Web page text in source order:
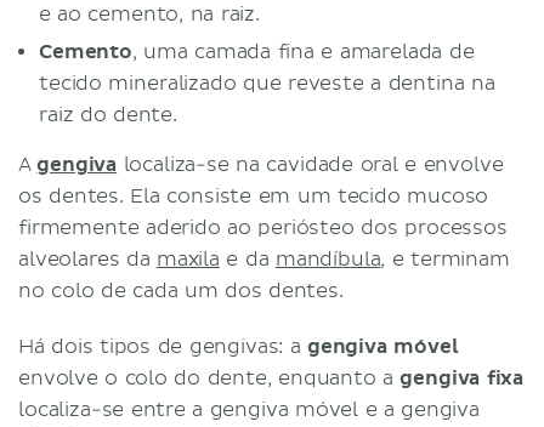
e ao cemento, na raiz.
Cemento, uma camada fina e amarelada de
tecido mineralizado que reveste a dentina na
raiz do dente.
Agengiva localiza-se na cavidade oral e envolve
os dentes. Ela consiste em um tecido mucoso
firmemente aderido ao periósteo dos processos
alveolares da maxila e da mandíbula, e terminam
no colo de cada um dos dentes.
Há dois tipos de gengivas: a gengiva móvel
envolve o colo do dente, enquanto agengiva fixa
localiza-se entre a gengiva móvel e a gengiva